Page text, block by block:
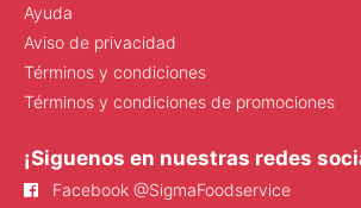
Ayuda
Aviso de privacidad
Términos y condiciones
Términos y condiciones de promociones
¡Siguenos en nuestras redes
Facebook @SigmaFoodservice